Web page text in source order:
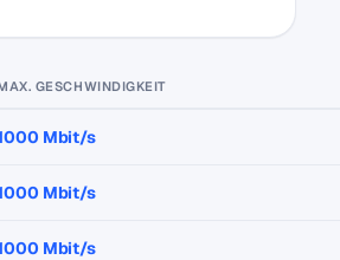
GESCHWINDIGKEIT
Mbit/s
Mbit/s
Mbit/s